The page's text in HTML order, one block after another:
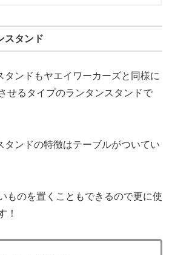
スタンド
タンドもヤエイワーカーズと同様に
せるタイプのランタンスタンドで
タンドの特徴はテーブルがついてい
ものを置くこともできるので更に使
！